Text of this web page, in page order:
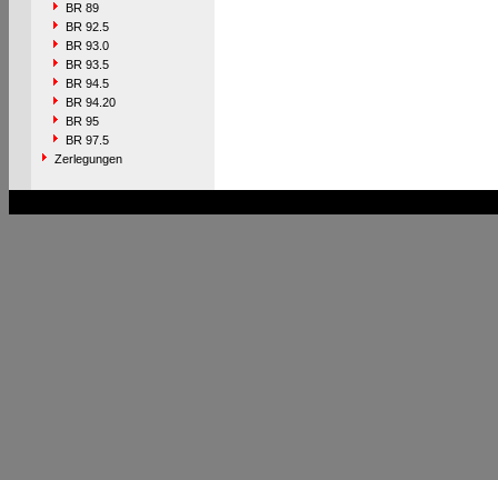
BR 89
BR 92.5
BR 93.0
BR 93.5
BR 94.5
BR 94.20
BR 95
BR 97.5
Zerlegungen